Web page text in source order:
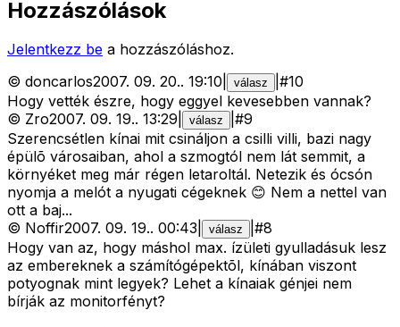
Hozzászólások
Jelentkezz be a hozzászóláshoz.
© doncarlos2007. 09. 20.. 19:10 válasz #10
Hogy vették észre, hogy eggyel kevesebben vannak?
© Zro2007. 09. 19.. 13:29 válasz #9
Szerencsétlen kínai mit csináljon a csilli villi, bazi nagy
épülõ városaiban, ahol a szmogtól nem lát semmit, a
környéket meg már régen letaroltál. Netezik és ócsón
nyomja a melót a nyugati cégeknek 😊 Nem a nettel van
ott a baj...
© Noffir2007. 09. 19.. 00:43 válasz #8
Hogy van az, hogy máshol max. ízületi gyulladásuk lesz
az embereknek a számítógépektõl, kínában viszont
potyognak mint legyek? Lehet a kínaiak génjei nem
bírják az monitorfényt?